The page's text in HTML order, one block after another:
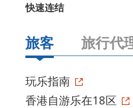
快速连结
旅客 旅行代
玩乐指南
香港自游乐在18区